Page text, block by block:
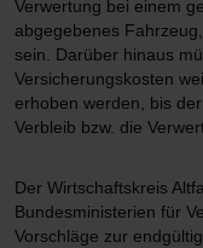
Verwertung bei einem
abgegebenes
sein. Darüber hinaus
Versicherungskosten
erhoben werden, bis
Verbleib bzw. die
Der Wirtschaftskreis
Bundesministerien für
Vorschläge zur